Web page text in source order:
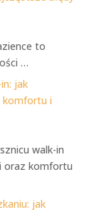
to
…
jak
komfortu i
walk-in
oraz komfortu
jak